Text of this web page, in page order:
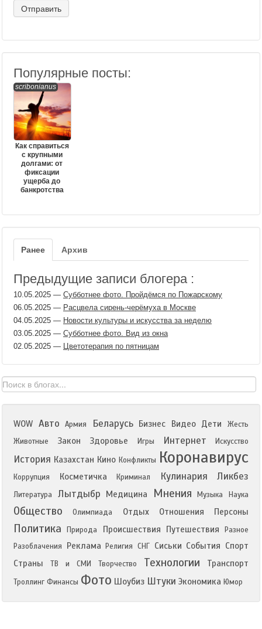
Популярные посты:
scribonianus
Как справиться
с крупными
долгами: от
фиксации
ущерба до
банкротства
Ранее Архив
Предыдущие записи блогера :
10.05.2025 — Субботнее фото. Пройдёмся по Пожарскому
06.05.2025 — Расцвела сирень-черёмуха в Москве
04.05.2025 — Новости культуры и искусства за неделю
03.05.2025 — Субботнее фото. Вид из окна
02.05.2025 — Цветотерапия по пятницам
WOW Авто Армия Беларусь Бизнес Видео Дети
Жесть
Животные
Закон Здоровье Игры Интернет Искусство
История Казахстан Кино Конфликты Коронавирус
Коррупция Косметичка Криминал Кулинария Ликбез
Литература Лытдыбр Медицина Мнения Музыка Наука
Общество Олимпиада Отдых Отношения Персоны
Политика Природа Происшествия Путешествия
Разное
Разоблачения
Реклама Религия СНГ Сиськи События Спорт
Страны
ТВ и СМИ Творчество Технологии Транспорт
Троллинг Финансы Фото Шоубиз Штуки Экономика Юмор